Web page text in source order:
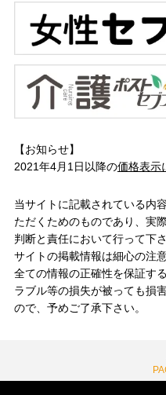
【お知らせ】
2021年4月1日以降の価格表示
当サイトに記載されている内
ただくためのものであり、実
判断と責任において行って下
サイトの掲載情報は細心の注
全ての情報の正確性を保証す
ラブル等の損失が被っても損
ので、予めご了承下さい。